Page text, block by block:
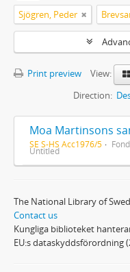
Sjögren, Peder
Print preview
View:
Direction:
Moa Martinsons
SE S-HS Acc1976/5
Untitled
The National Library of
Contact us
Kungliga biblioteket
EU:s dataskyddsförordning